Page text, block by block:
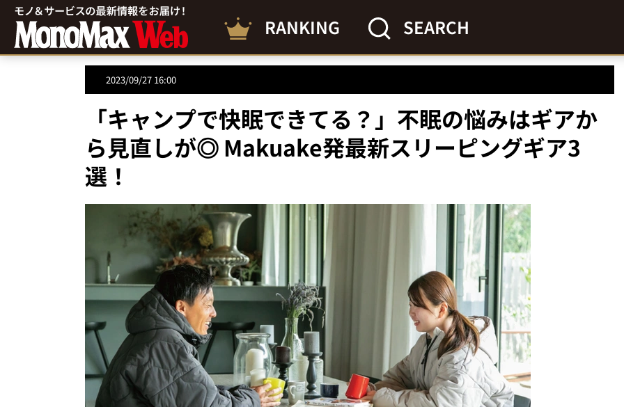
RANKING SEARCH
2023/09/27 16:00
「キャンプで快眠できてる？」不眠の悩みはギアか
ら見直しが◎ Makuake発最新スリーピングギア3
選！